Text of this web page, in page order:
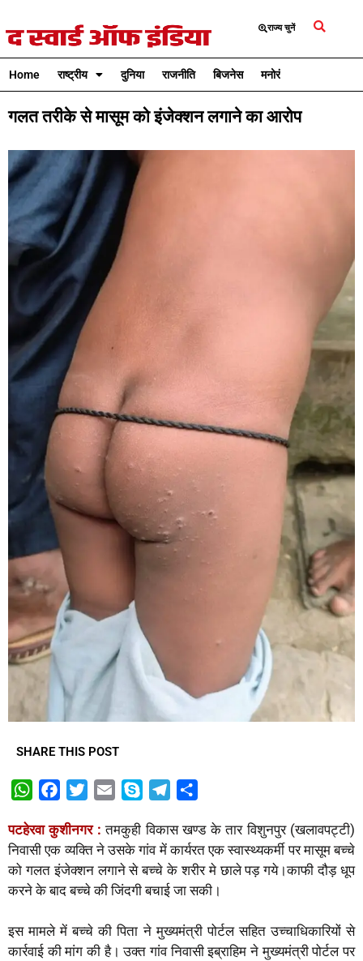
राज्य चुनें
Home राष्ट्रीय दुनिया राजनीति बिजनेस मनोरंजन
गलत तरीके से मासूम को इंजेक्शन लगाने का आरोप
SHARE THIS POST
W
a
t
s
A
p
c
e
b
o
k
i
t
t
e
a
i
l
y
p
e
l
e
g
r
m
a
r
e
पटहेरवा कुशीनगर : तमकुही विकास खण्ड के तार विशुनपुर (खलावपट्टी)
निवासी एक व्यक्ति ने उसके गांव में कार्यरत एक स्वास्थ्यकर्मी पर मासूम बच्चे
को गलत इंजेक्शन लगाने से बच्चे के शरीर मे छाले पड़ गये।काफी दौड़ धूप
करने के बाद बच्चे की जिंदगी बचाई जा सकी।
इस मामले में बच्चे की पिता ने मुख्यमंत्री पोर्टल सहित उच्चाधिकारियों से
कार्रवाई की मांग की है। उक्त गांव निवासी इब्राहिम ने मुख्यमंत्री पोर्टल पर